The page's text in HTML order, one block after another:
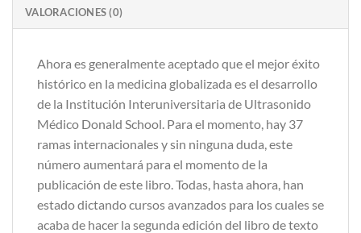
VALORACIONES (0)
Ahora es generalmente aceptado que el mejor éxito
histórico en la medicina globalizada es el desarrollo
de la Institución Interuniversitaria de Ultrasonido
Médico Donald School. Para el momento, hay 37
ramas internacionales y sin ninguna duda, este
número aumentará para el momento de la
publicación de este libro. Todas, hasta ahora, han
estado dictando cursos avanzados para los cuales se
acaba de hacer la segunda edición del libro de texto